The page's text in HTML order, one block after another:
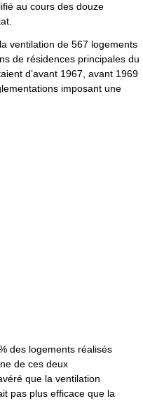
au cours des douze
ventilation de 567 logements
de résidences principales du
d’avant 1967, avant 1969
imposant une
des logements réalisés
de ces deux
que la ventilation
pas plus efficace que la